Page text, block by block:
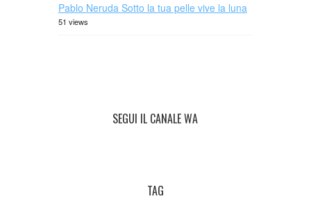
Pablo Neruda Sotto la tua pelle vive la luna
51 views
SEGUI IL CANALE WA
TAG